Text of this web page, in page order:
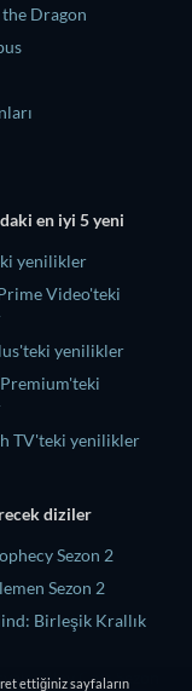
Dragon
en iyi 5 yeni
yenilikler
Video'teki
yenilikler
TV'teki yenilikler
diziler
Sezon 2
Sezon 2
Birleşik Krallık
Alley Cats Sezon
ettiğiniz sayfaların